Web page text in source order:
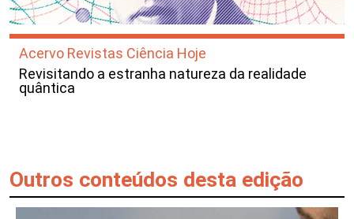
Acervo Revistas Ciência Hoje
Revisitando a estranha natureza da realidade
quântica
Outros conteúdos desta edição